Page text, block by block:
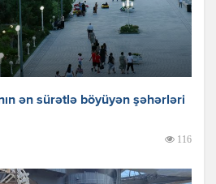
ən sürətlə böyüyən şəhərləri
116